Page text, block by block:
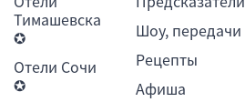
Тимашевска
✪
Отели Сочи
✪
Шоу, передачи
Рецепты
Афиша